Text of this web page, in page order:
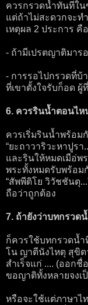
ควรกรวดน้ำทันทีใ
แต่ถ้าไม่สะดวกจะ
เหตุผล 2 ประการ คือ
- ถ้ามีเปรตญาติมา
- การรอไปกรวดที่บ้
ที่เขาตั้งใจรับก็อด ผู้
6. ควรรินน้ำตอนไห
ควรเริ่มรินน้ำพร้อม
“ยะถาวาริวะหาปูรา
และรินให้หมดเมือ่พ
พระทั้งหมดรับพร้อม
“สัพพีติโย วิวัชชันตุ
ถือว่าถูกต้อง
7. ถ้ายังว่าบทกรวด
ก็ควรใช้บทกรวดน้ำ
โน ญาตีนังไหตุ สุขิ
สำเร็จแก่ .... (ออกชื่
ขอญาติทั้งหลายจงเ
หรือจะใช้แต่ภาษาไ